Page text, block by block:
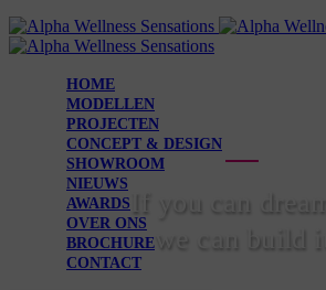
HOME
MODELLEN
PROJECTEN
CONCEPT & DESIGN
SHOWROOM
NIEUWS
AWARDS
OVER ONS
BROCHURE
CONTACT
If you can
we can build